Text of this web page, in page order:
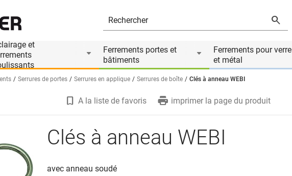
et
Ferrements portes et
bâtiments
Ferrements pour verre
et métal
Serrures de portes Serrures en applique Serrures de boîte Clés à anneau WEBI
Le produit est accessoire de
A la liste de favoris imprimer la page du produit
Clés à anneau WEBI
avec anneau soudé